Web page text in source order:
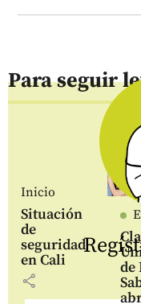
Para seguir
Inicio
Situación
de
seguridad
en Cali
share
de